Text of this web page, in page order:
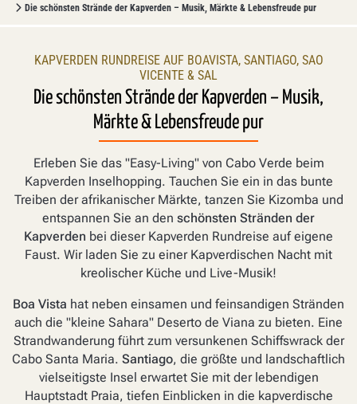
Die schönsten Strände der Kapverden – Musik, Märkte & Lebensfreude pur
Die schönsten Strände der Kapverden – Musik,
Märkte & Lebensfreude pur
KAPVERDEN RUNDREISE AUF BOAVISTA, SANTIAGO, SAO
VICENTE & SAL
Erleben Sie das "Easy-Living" von Cabo Verde beim
Kapverden Inselhopping. Tauchen Sie ein in das bunte
Treiben der afrikanischer Märkte, tanzen Sie Kizomba und
entspannen Sie an den schönsten Stränden der
Kapverden bei dieser Kapverden Rundreise auf eigene
Faust. Wir laden Sie zu einer Kapverdischen Nacht mit
kreolischer Küche und Live-Musik!
Boa Vista hat neben einsamen und feinsandigen Stränden
auch die "kleine Sahara" Deserto de Viana zu bieten. Eine
Strandwanderung führt zum versunkenen Schiffswrack der
Cabo Santa Maria. Santiago, die größte und landschaftlich
vielseitigste Insel erwartet Sie mit der lebendigen
Hauptstadt Praia, tiefen Einblicken in die kapverdische